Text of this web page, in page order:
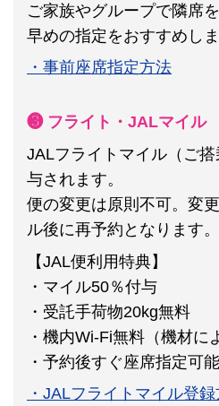
ご家族やグループで隣席
早めの指定をおすすめしま
・事前座席指定方法
❸ フライト・JALマイル
JALフライトマイル（ご
与されます。
便の変更は原則不可。 変
ル後に再予約となります。
【JAL便利用特典】
・マイル50％付与
・受託手荷物20kg無料
・機内Wi-Fi無料（機材に
・予約後すぐ座席指定可能
・JALフライトマイル登